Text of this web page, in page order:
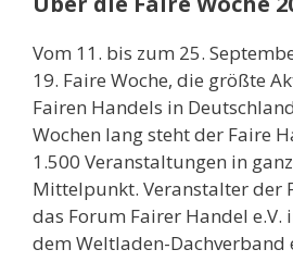
Vom 11. bis zum 25.
19. Faire Woche, die größte
Fairen Handels in
Wochen lang steht der Faire
1.500 Veranstaltungen in
Mittelpunkt. Veranstalter der
das Forum Fairer Handel
dem Weltladen-Dachverband